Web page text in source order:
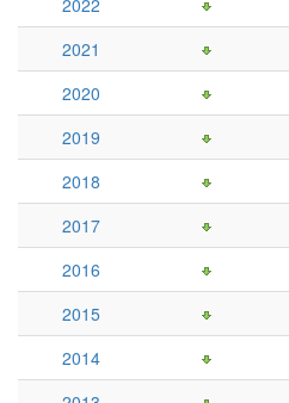
2021
2020
2019
2018
2017
2016
2015
2014